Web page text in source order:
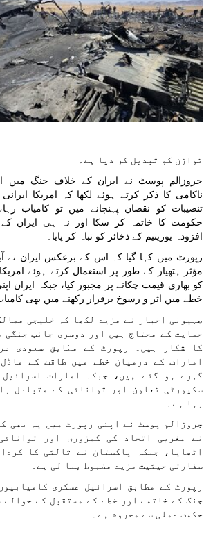
توازن کو تبدیل کر دیا ہے۔
جروزالم پوسٹ نے ایران کے خلاف جنگ میں
ناکامی کا ذکر کرتے ہوئے لکھا کہ امریکا
تنصیبات کو نقصان پہنچانے میں تو کامیاب
حکومت کا خاتمہ کر سکا اور نہ ہی ایران کے
افزودہ یورینیم کے ذخائر کو تباہ کر پایا۔
رپورٹ میں کہا گیا کہ اس کے برعکس ایران نے
مؤثر ہتھیار کے طور پر استعمال کرتے ہوئے
کو بھاری قیمت چکانے پر مجبور کیا، جبکہ ایران
خطے میں اثر و رسوخ برقرار رکھنے میں بھی
صہیونی اخبار نے مزید لکھا کہ خلیجی
حمایت کے محتاج ہیں اور دوسری جانب جنگی
کا شکار ہیں۔ رپورٹ کے مطابق سعودی
امارات کے درمیان خطے میں طاقت کے ماڈل
گہرے ہو گئے ہیں، جبکہ امارات
سکیورٹی تعاون اور توانائی کے متبادل
رہا ہے۔
جروزالم پوسٹ نے اپنی رپورٹ میں یہ بھی
نے مغربی اتحاد کی کمزوری اور
اٹھایا، جبکہ پاکستان نے ثالثی کا
سفارتی حیثیت مزید مضبوط بنا لی ہے۔
رپورٹ کے مطابق اسرائیل عسکری
جنگ کے خاتمے اور خطے کے مستقبل کے حوالے
حکمت عملی سے محروم ہے۔